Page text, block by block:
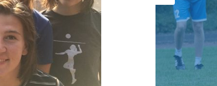
Dezember 2024
Mai 2024
April 2024
März 2024
Januar 2024
Dezember 2023
August 2023